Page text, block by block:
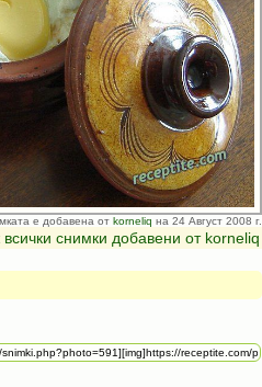
е добавена от korneliq на 24 Август 2008 г.
снимки добавени от korneliq